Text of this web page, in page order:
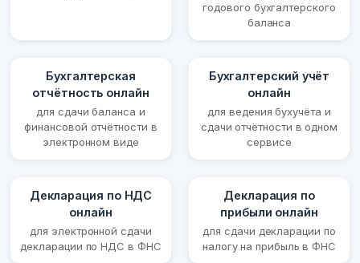
годового бухгалтерского
баланса
Бухгалтерская
отчётность онлайн
для сдачи баланса и
финансовой отчётности в
электронном виде
Бухгалтерский учёт
онлайн
для ведения бухучёта и
сдачи отчётности в одном
сервисе
Декларация по НДС
онлайн
для электронной сдачи
декларации по НДС в ФНС
Декларация по
прибыли онлайн
для сдачи декларации по
налогу на прибыль в ФНС